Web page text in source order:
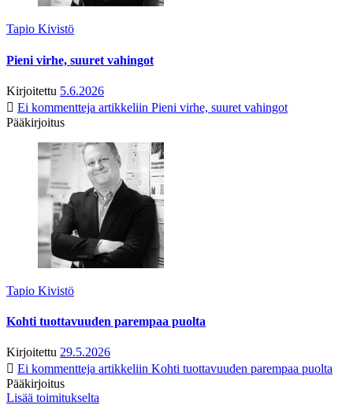
Tapio Kivistö
Pieni virhe, suuret vahingot
Kirjoitettu 5.6.2026
Ei kommentteja artikkeliin Pieni virhe, suuret vahingot
Pääkirjoitus
Tapio Kivistö
Kohti tuottavuuden parempaa puolta
Kirjoitettu 29.5.2026
Ei kommentteja artikkeliin Kohti tuottavuuden parempaa puolta
Pääkirjoitus
Lisää toimitukselta